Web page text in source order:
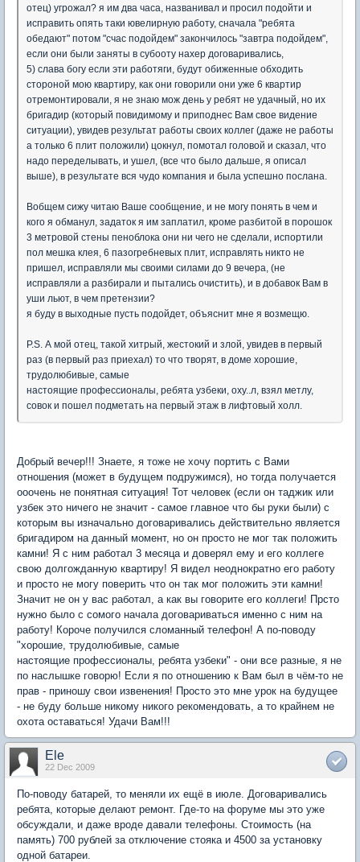
отец) угрожал? я им два часа, названивал и просил подойти и
исправить опять таки ювелирную работу, сначала "ребята
обедают" потом "счас подойдем" закончилось "завтра подойдем",
если они были заняты в субооту нахер договаривались,
5) слава богу если эти работяги, будут обиженные обходить
стороной мою квартиру, как они говорили они уже 6 квартир
отремонтировали, я не знаю мож день у ребят не удачный, но их
бригадир (который повидимому и приподнес Вам свое видение
ситуации), увидев результат работы своих коллег (даже не работы
а только 6 плит положили) цокнул, помотал головой и сказал, что
надо переделывать, и ушел, (все что было дальше, я описал
выше), в результате вся чудо компания и была успешно послана.
Вобщем сижу читаю Ваше сообщение, и не могу понять в чем и
кого я обманул, задаток я им заплатил, кроме разбитой в порошок
3 метровой стены пеноблока они ни чего не сделали, испортили
пол мешка клея, 6 пазогребневых плит, исправлять никто не
пришел, исправляли мы своими силами до 9 вечера, (не
исправляли а разбирали и пытались очистить), и в добавок Вам в
уши льют, в чем претензии?
я буду в выходные пусть подойдет, объяснит мне я возмещю.
P.S. А мой отец, такой хитрый, жестокий и злой, увидев в первый
раз (в первый раз приехал) то что творят, в доме хорошие,
трудолюбивые, самые
настоящие профессионалы, ребята узбеки, оху..л, взял метлу,
совок и пошел подметать на первый этаж в лифтовый холл.
Добрый вечер!!! Знаете, я тоже не хочу портить с Вами
отношения (может в будущем подружимся), но тогда получается
ооочень не понятная ситуация! Тот человек (если он таджик или
узбек это ничего не значит - самое главное что бы руки были) с
которым вы изначально договаривались действительно является
бригадиром на данный момент, но он просто не мог так положить
камни! Я с ним работал 3 месяца и доверял ему и его коллеге
свою долгожданную квартиру! Я видел неоднократно его работу
и просто не могу поверить что он так мог положить эти камни!
Значит не он у вас работал, а как вы говорите его коллеги! Прсто
нужно было с сомого начала договариваться именно с ним на
работу! Короче получился сломанный телефон! А по-поводу
"хорошие, трудолюбивые, самые
настоящие профессионалы, ребята узбеки" - они все разные, я не
по наслышке говорю! Если я по отношению к Вам был в чём-то не
прав - приношу свои извенения! Просто это мне урок на будущее
- не буду больше никому никого рекомендовать, а то крайнем не
охота оставаться! Удачи Вам!!!
Ele
22 Dec 2009
По-поводу батарей, то меняли их ещё в июле. Договаривались
ребята, которые делают ремонт. Где-то на форуме мы это уже
обсуждали, и даже вроде давали телефоны. Стоимость (на
память) 700 рублей за отключение стояка и 4500 за установку
одной батареи.